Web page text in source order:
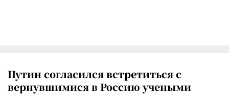
Путин согласился встретиться с
вернувшимися в Россию учеными